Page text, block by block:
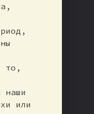
то,
наши
или